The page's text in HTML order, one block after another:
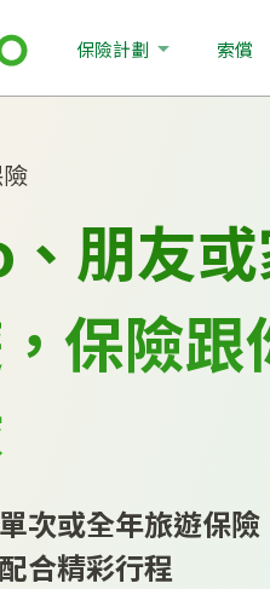
保險計劃 索償
朋友
保‍‍險跟
次或全年旅遊保
合精彩行程